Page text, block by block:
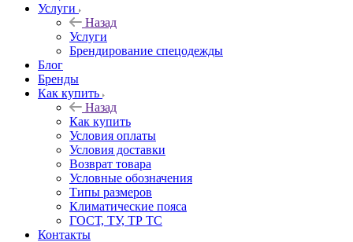
Услуги
Назад
Услуги
Брендирование спецодежды
Блог
Бренды
Как купить
Назад
Как купить
Условия оплаты
Условия доставки
Возврат товара
Условные обозначения
Типы размеров
Климатические пояса
ГОСТ, ТУ, ТР ТС
Контакты